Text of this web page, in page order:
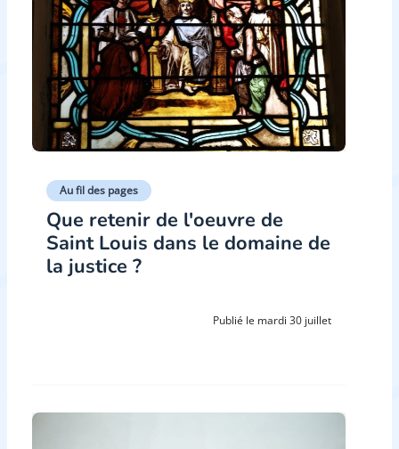
Au fil des pages
Que retenir de l'oeuvre de
Saint Louis dans le domaine de
la justice ?
Publié le mardi 30 juillet